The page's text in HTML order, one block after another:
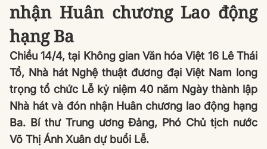
nhận Huân chương Lao động
hạng Ba
Chiều 14/4, tại Không gian Văn hóa Việt 16 Lê Thái
Tổ, Nhà hát Nghệ thuật đương đại Việt Nam long
trọng tổ chức Lễ kỷ niệm 40 năm Ngày thành lập
Nhà hát và đón nhận Huân chương lao động hạng
Ba. Bí thư Trung ương Đảng, Phó Chủ tịch nước
Võ Thị Ánh Xuân dự buổi Lễ.